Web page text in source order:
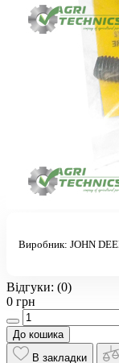
Виробник: JOHN
Відгуки: (0)
0 грн
До кошика
В закладки